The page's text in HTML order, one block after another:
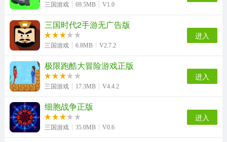
三国游戏 69.5MB V1.0
三国时代2手游无广告版
三国游戏 6.8MB V2.7.2
进入
极限跑酷大冒险游戏正版
三国游戏 17.3MB V4.4.2
进入
细胞战争正版
三国游戏 35.0MB V0.6
进入